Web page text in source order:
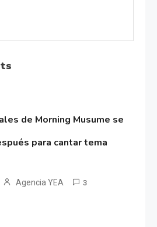
de Morning Musume se
para cantar tema
Agencia YEA 3